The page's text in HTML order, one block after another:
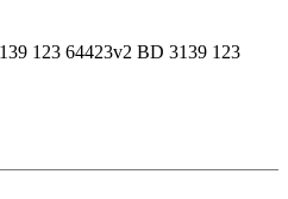
123 64423v2 BD 3139 123